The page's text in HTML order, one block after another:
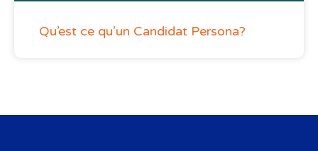
Qu’est ce qu’un Candidat Persona?